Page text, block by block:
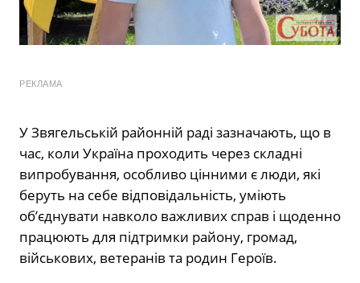
РЕКЛАМА
У Звягельській районній раді зазначають, що в
час, коли Україна проходить через складні
випробування, особливо цінними є люди, які
беруть на себе відповідальність, уміють
об’єднувати навколо важливих справ і щоденно
працюють для підтримки району, громад,
військових, ветеранів та родин Героїв.